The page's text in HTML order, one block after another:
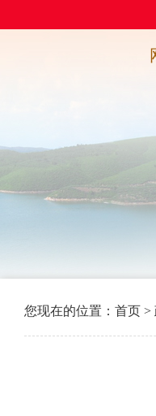
您现在的位置： 首页 >